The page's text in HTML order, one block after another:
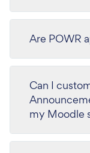
Are POWR
Can I
my Moodle